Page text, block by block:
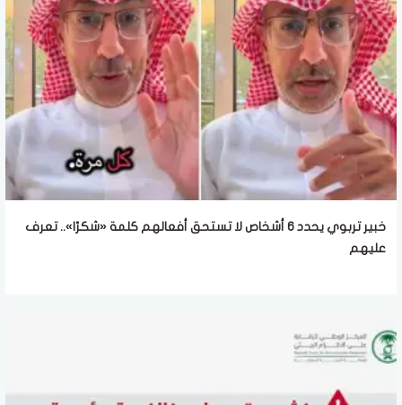
خبير تربوي يحدد 6 أشخاص لا تستحق أفعالهم كلمة «شكرًا».. تعرف
عليهم